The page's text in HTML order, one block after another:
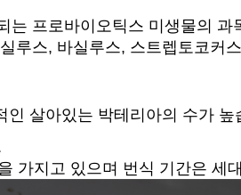
는 프로바이오틱스 미생물의
루스, 바실루스, 스트렙토코커
인 살아있는 박테리아의 수가
가지고 있으며 번식 기간은 세